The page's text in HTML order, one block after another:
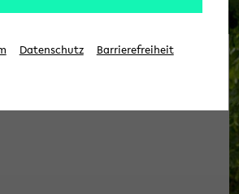
Datenschutz Barrierefreiheit